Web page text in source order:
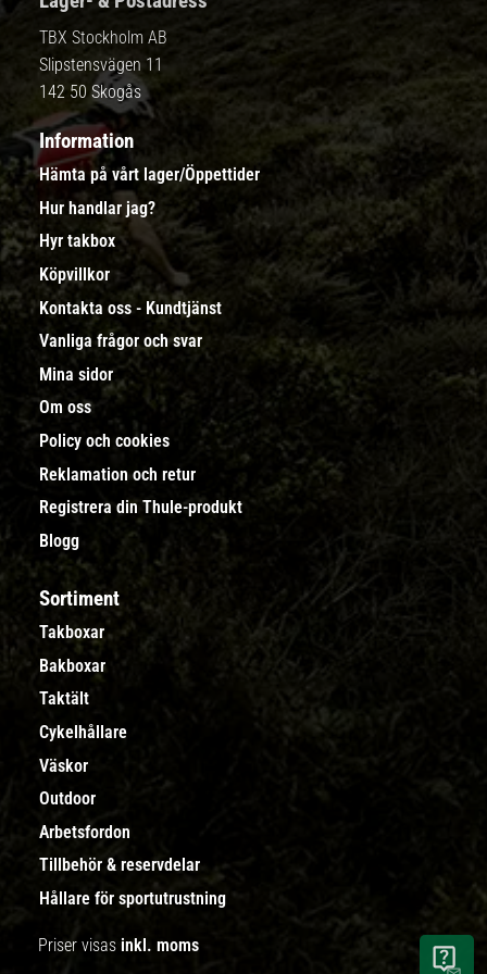
TBX Stockholm AB
Slipstensvägen 11
142 50 Skogås
Information
Hämta på vårt lager/Öppettider
Hur handlar jag?
Hyr takbox
Köpvillkor
Kontakta oss - Kundtjänst
Vanliga frågor och svar
Mina sidor
Om oss
Policy och cookies
Reklamation och retur
Registrera din Thule-produkt
Blogg
Sortiment
Takboxar
Bakboxar
Taktält
Cykelhållare
Väskor
Outdoor
Arbetsfordon
Tillbehör & reservdelar
Hållare för sportutrustning
Priser visas inkl. moms